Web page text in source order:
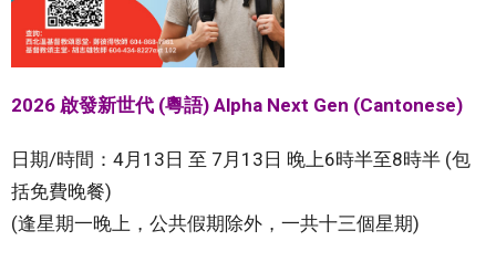
2026 啟發新世代 (粵語) Alpha Next Gen (Cantonese)
日期/時間：4月13日 至 7月13日 晚上6時半至8時半 (包
括免費晚餐)
(逢星期一晚上，公共假期除外，一共十三個星期)